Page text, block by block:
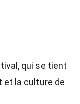
qui se tient
et la culture de